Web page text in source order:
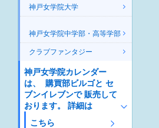
神戸女学院大学
神戸女学院中学部・高等学部
クラブファンタジー
神戸女学院カレンダー
は、 購買部ビルゴと セ
ブンイレブンで 販売して
おります。 詳細は
こちら